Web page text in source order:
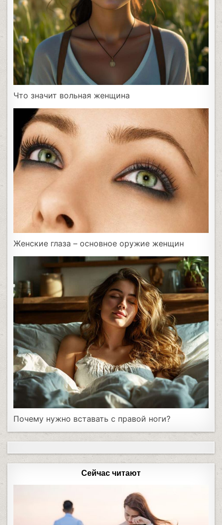
Что значит вольная женщина
Женские глаза – основное оружие женщин
Почему нужно вставать с правой ноги?
Сейчас читают